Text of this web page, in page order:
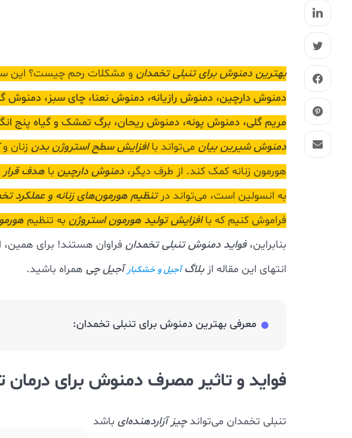
بهترین دمنوش برای تنبلی تخمدان و مشکلات رحم چیست؟ این
دمنوش دارچین، دمنوش رازیانه، دمنوش نعنا، چای سبز، دمنوش
مریم گلی، دمنوش پونه، دمنوش ریحان، برگ تمشک و گیاه پنج
دمنوش شیرین بیان می‌تواند باافزایش سطح استروژن بدن زنان و
هورمون زنانه کمک کند. از طرف دیگر، دمنوش دارچین با هدف
به انسولین است، می‌تواند درتنظیم هورمون‌های زنانه و عملکرد
فراموش کنیم که باافزایش تولید هورمون استروژن به تنظیم
بنابراین،فواید دمنوش تنبلی تخمدان فراوان هستند! برای همین،
انتهای این مقاله ازبلاگآجیل و خشکبارآجیل چی همراه باشید.
معرفی بهترین دمنوش برای تنبلی تخمدان:
فواید و تاثیر مصرف دمنوش برای درمان
تنبلی تخمدان می‌تواندچیز آزاردهنده‌ای باشد